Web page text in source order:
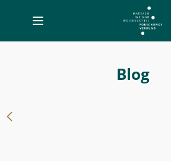
Toggle
navigation
überwinden“
Blog